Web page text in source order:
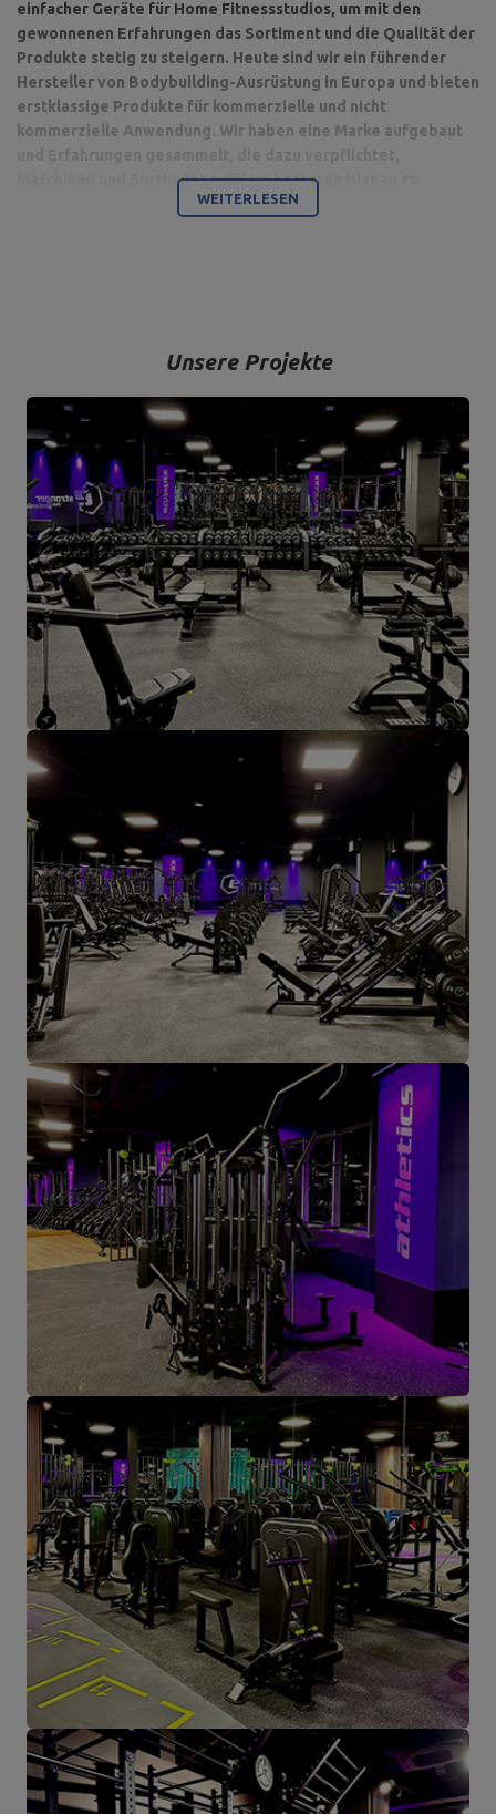
einfacher Geräte für Home Fitnessstudios, um mit den
gewonnenen Erfahrungen das Sortiment und die Qualität der
Produkte stetig zu steigern. Heute sind wir ein führender
Hersteller von Bodybuilding-Ausrüstung in Europa und bieten
erstklassige Produkte für kommerzielle und nicht
kommerzielle Anwendung. Wir haben eine Marke aufgebaut
Maschinen und Sortiment auf dem höchsten Niveau zu
Starachowice in der Woiwodschaft Świętokrzyskie. Hier befinden
sich unsere Büroräume und die Produktions- und Lagerhallen. Von
hier aus werden alle Formen des Online-Verkaufs und der Kontakt
mit unseren Kunden gesteuert. Von hier aus werden auch unsere
Produkte für einzelne Empfänger und Partnergeschäfte geschickt.
Das Herz unseres Unternehmens liegt in Starachowice und das ist
die Ortschaft, wo alles anfängt.
WEITERLESEN
Unsere Projekte